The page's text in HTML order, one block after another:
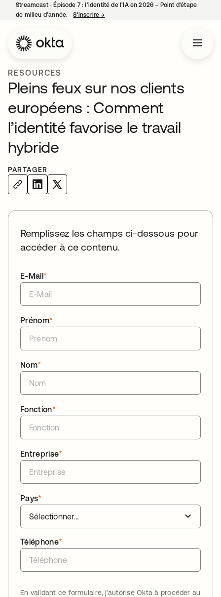
Streamcast ‑ Épisode 7 : l’identité de l’IA en 2026 – Point d’étape
de milieu d’année.
S’inscrire→
RESOURCES
Pleins feux sur nos clients
européens : Comment
l’identité favorise le travail
hybride
PARTAGER
Remplissez les champs ci-dessous pour
accéder à ce contenu.
*
E-Mail
*
Prénom
*
Nom
*
Fonction
*
Entreprise
*
Pays
*
Téléphone
En validant ce formulaire, j'autorise Okta à procéder au